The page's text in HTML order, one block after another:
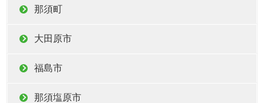
那須町
大田原市
福島市
那須塩原市